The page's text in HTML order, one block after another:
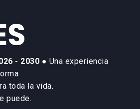
- 2030 ● Una experiencia
toda la vida.
puede.